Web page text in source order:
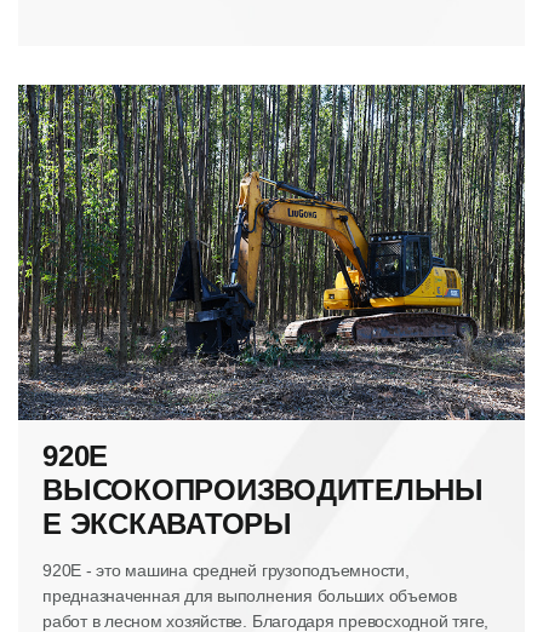
920E
ВЫСОКОПРОИЗВОДИТЕЛЬНЫ
Е ЭКСКАВАТОРЫ
920E - это машина средней грузоподъемности,
предназначенная для выполнения больших объемов
работ в лесном хозяйстве. Благодаря превосходной тяге,